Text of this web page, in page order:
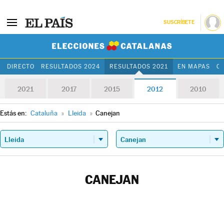
SUSCRÍBETE
DIRECTO RESULTADOS 2024 RESULTADOS 2021 EN MAPAS
2021 2017 2015 2012 2010
Estás en: Cataluña » Lleida » Canejan
CANEJAN